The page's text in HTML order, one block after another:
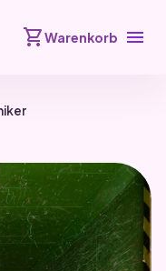
shopping_cartWarenkorb menu